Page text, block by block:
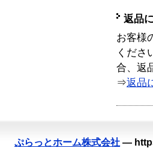
返品
お客様
くださ
合、返
⇒返品
ぷらっとホーム株式会社 —